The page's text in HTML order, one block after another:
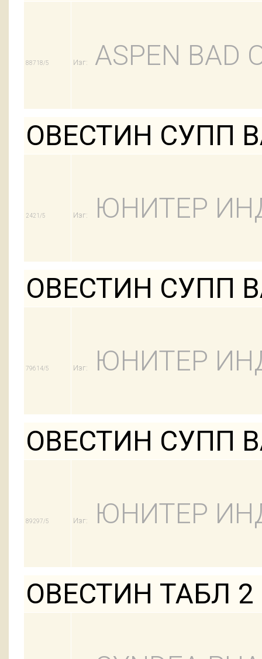
88718/5 Изг: ASPEN BAD
ОВЕСТИН СУПП
2421/5 Изг: ЮНИТЕР
ОВЕСТИН СУПП
79614/5 Изг: ЮНИТЕР
ОВЕСТИН СУПП
89297/5 Изг: ЮНИТЕР
ОВЕСТИН ТАБЛ 2